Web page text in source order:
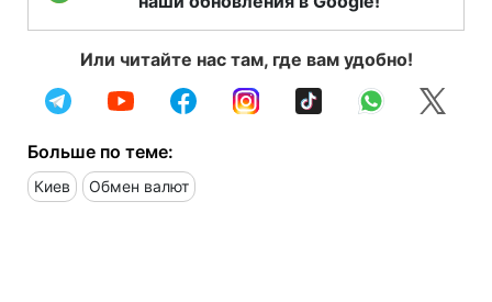
Или читайте нас там, где вам удобно!
Больше по теме:
Киев Обмен валют